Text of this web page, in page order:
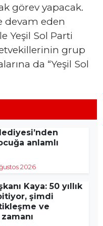
görev yapacak.
devam eden
Yeşil Sol Parti
grup
da “Yeşil Sol
anlamlı
2026
Kaya: 50 yıllık
şimdi
ve